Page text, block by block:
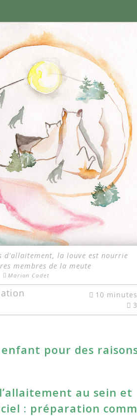
d'allaitement, la louve est nourrie
membres de la meute
Marion Cadet
10 minutes
3
enfant pour des
au sein et
: préparation